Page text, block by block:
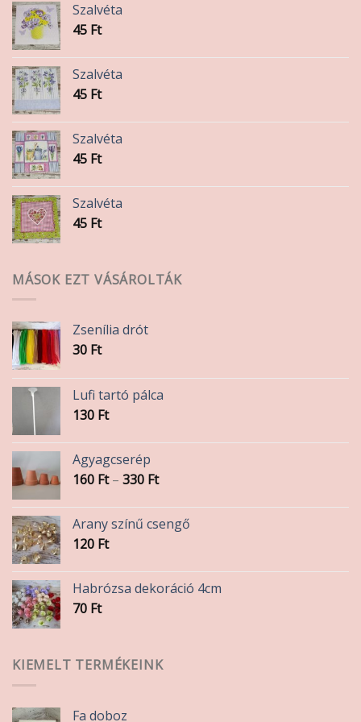
Szalvéta
45 Ft
Szalvéta
45 Ft
Szalvéta
45 Ft
Szalvéta
45 Ft
MÁSOK EZT VÁSÁROLTÁK
Zsenília drót
30 Ft
Lufi tartó pálca
130 Ft
Agyagcserép
160 Ft – 330 FtÁrtartomány:
-
330 Ft
Arany színű csengő
120 Ft
Habrózsa dekoráció 4cm
70 Ft
KIEMELT TERMÉKEINK
Fa doboz